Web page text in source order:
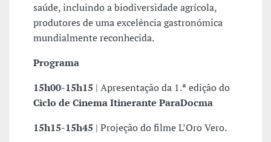
saúde, incluindo a biodiversidade agrícola,
produtores de uma excelência gastronómica
mundialmente reconhecida.
Programa
15h00-15h15 | Apresentação da 1.ª edição do
Ciclo de Cinema Itinerante ParaDocma
15h15-15h45 | Projeção do filme L’Oro Vero.